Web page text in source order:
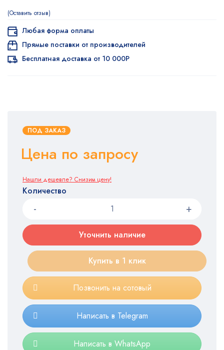
Оставить отзыв
ПОД ЗАКАЗ
Цена по запросу
Нашли дешевле? Снизим цену!
Количество
Уточнить наличие
Купить в 1 клик
Позвонить на сотовый
Написать в Telegram
Написать в WhatsApp
Любая форма оплаты
Прямые поставки от производителей
Бесплатная доставка от 10 000Р